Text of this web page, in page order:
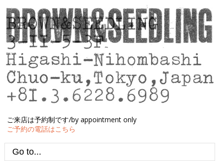
ご来店は予約制です/by appointment only
ご予約の電話はこちら